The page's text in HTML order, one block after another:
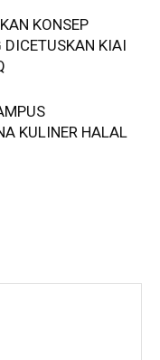
KONSEP
DICETUSKAN KIAI
KULINER HALAL